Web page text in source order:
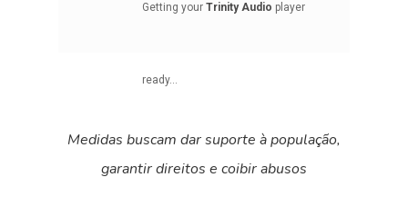
Getting your Trinity Audio player
ready...
Medidas buscam dar suporte à população,
garantir direitos e coibir abusos